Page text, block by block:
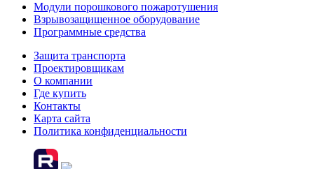
Модули порошкового пожаротушения
Взрывозащищенное оборудование
Программные средства
Защита транспорта
Проектировщикам
О компании
Где купить
Контакты
Карта сайта
Политика конфиденциальности